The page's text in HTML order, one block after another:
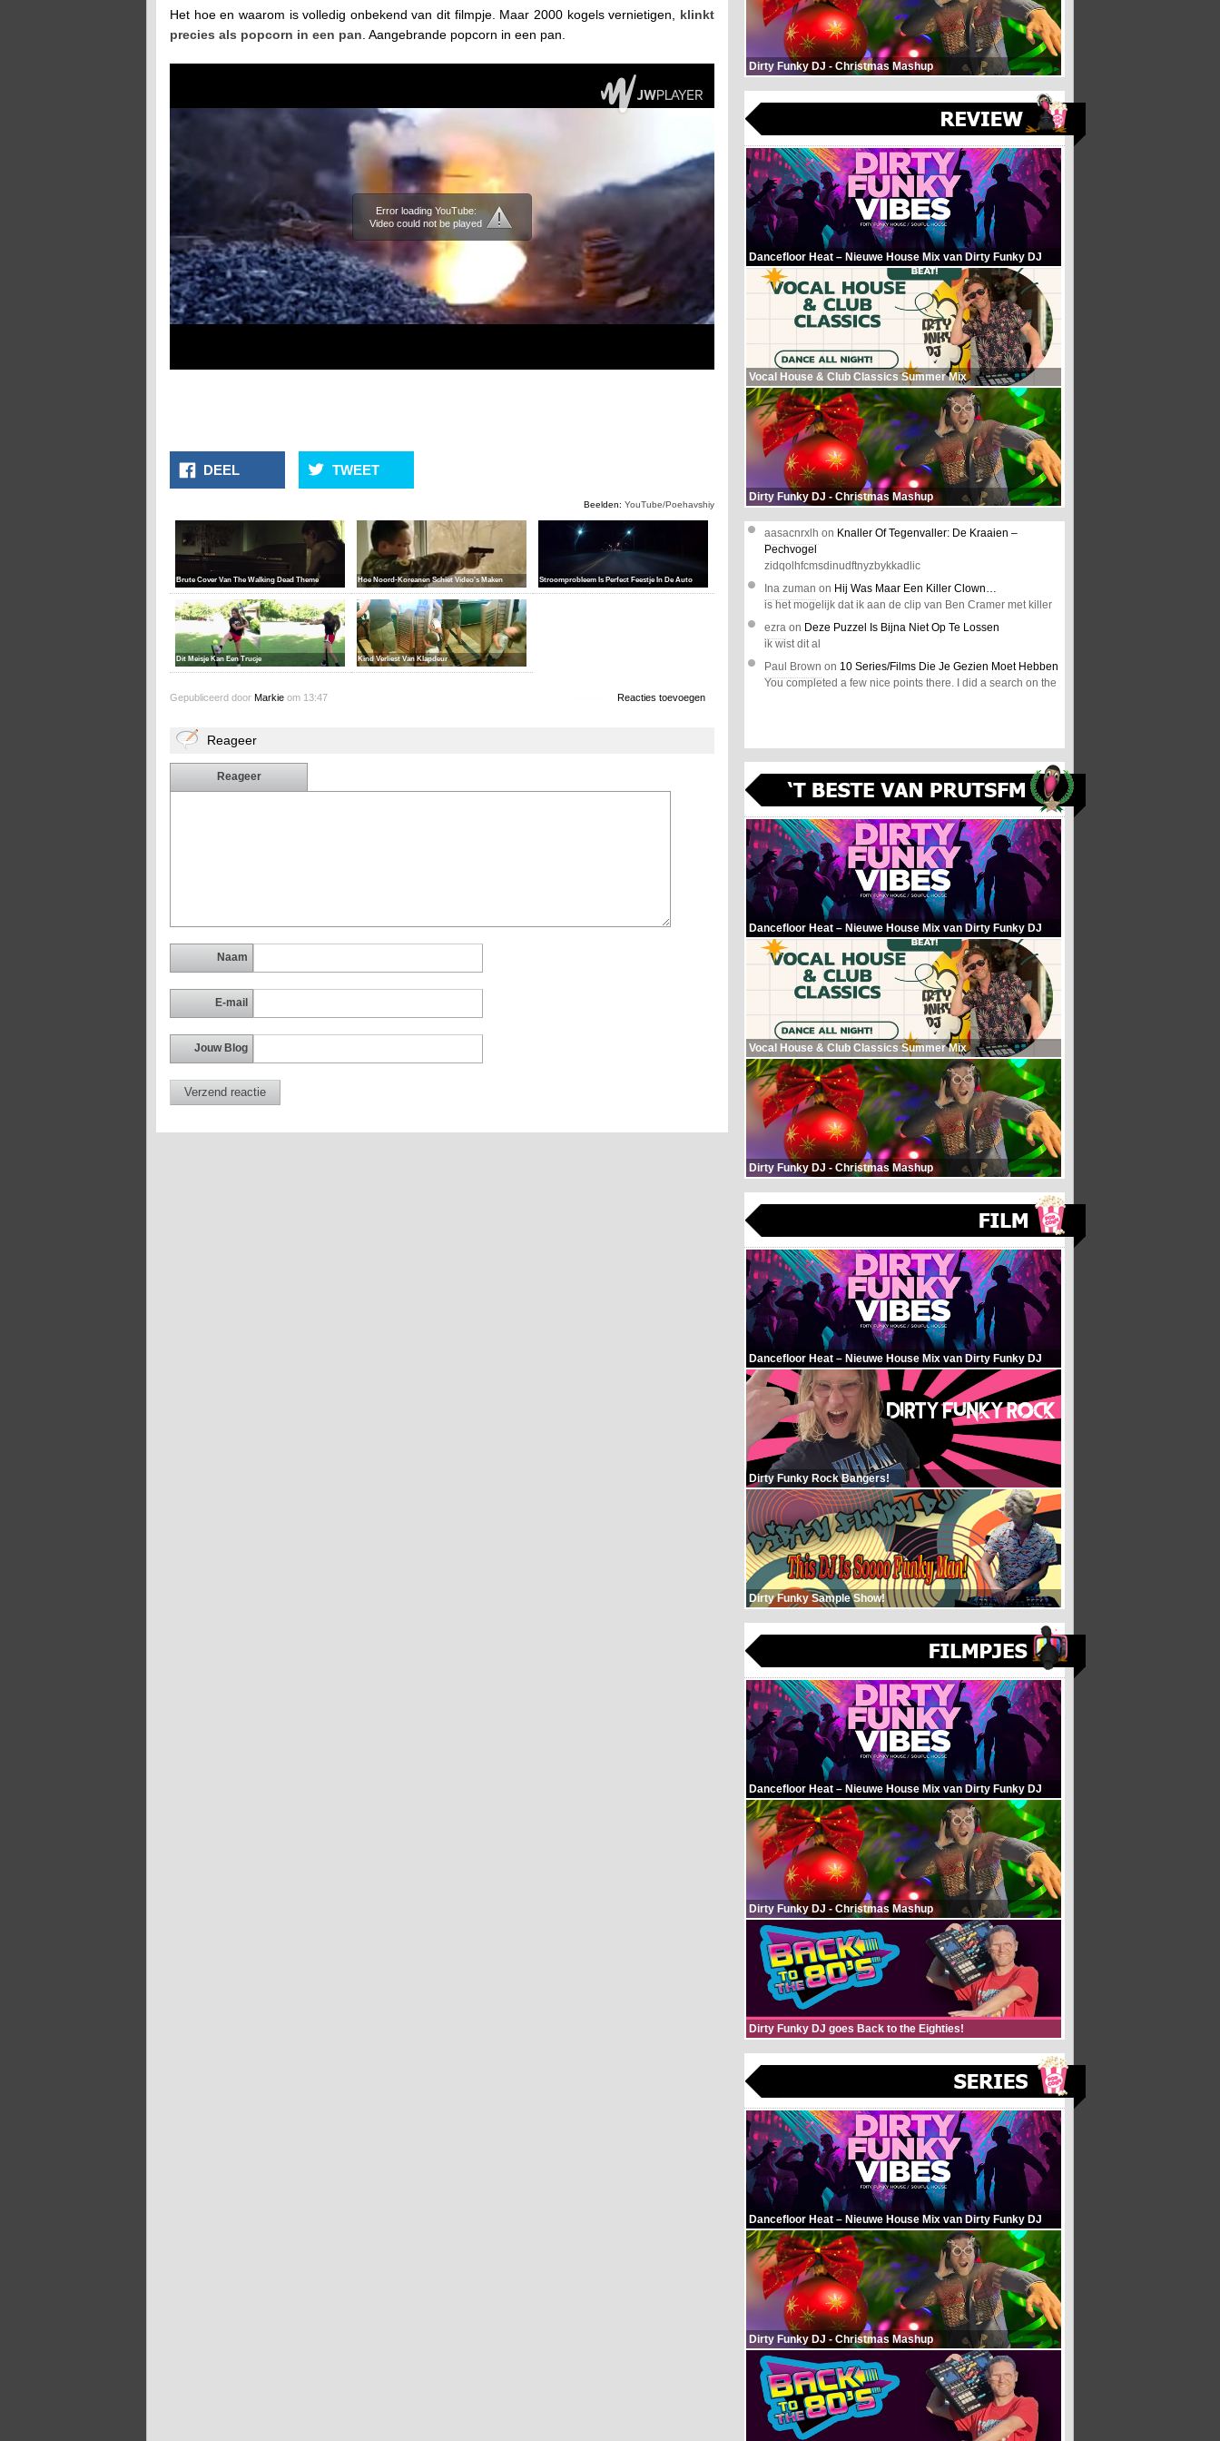
Het hoe en waarom is volledig onbekend van dit filmpje. Maar 2000 kogels vernietigen, klinkt
precies als popcorn in een pan . Aangebrande popcorn in een pan.
Error loading YouTube:
Video could not be played
DEEL TWEET
Beelden: YouTube/Poehavshiy
Brute Cover Van The Walking Dead Theme Hoe Noord-Koreanen Schiet Video's Maken Stroomprobleem Is Perfect Feestje In De Auto
Dit Meisje Kan Een Trucje Kind Verliest Van Klapdeur
Gepubliceerd door Markie om 13:47 Reacties toevoegen
Reageer
Reageer
Naam
E-mail
Jouw Blog
Dirty Funky DJ - Christmas Mashup
Dancefloor Heat – Nieuwe House Mix van Dirty Funky DJ
Vocal House & Club Classics Summer Mix
Dirty Funky DJ - Christmas Mashup
aasacnrxlh on Knaller Of Tegenvaller: De Kraaien –
Pechvogel
zidqolhfcmsdinudftnyzbykkadlic
Ina zuman on Hij Was Maar Een Killer Clown…
is het mogelijk dat ik aan de clip van Ben Cramer met killer
ezra on Deze Puzzel Is Bijna Niet Op Te Lossen
ik wist dit al
Paul Brown on 10 Series/Films Die Je Gezien Moet Hebben
You completed a few nice points there. I did a search on the
Dancefloor Heat – Nieuwe House Mix van Dirty Funky DJ
Vocal House & Club Classics Summer Mix
Dirty Funky DJ - Christmas Mashup
Dancefloor Heat – Nieuwe House Mix van Dirty Funky DJ
Dirty Funky Rock Bangers!
Dirty Funky Sample Show!
Dancefloor Heat – Nieuwe House Mix van Dirty Funky DJ
Dirty Funky DJ - Christmas Mashup
Dirty Funky DJ goes Back to the Eighties!
Dancefloor Heat – Nieuwe House Mix van Dirty Funky DJ
Dirty Funky DJ - Christmas Mashup